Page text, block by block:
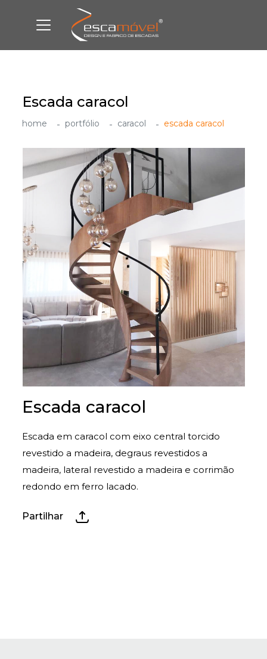
Escada caracol
home portfólio caracol escada caracol
Escada caracol
Escada em caracol com eixo central torcido
revestido a madeira, degraus revestidos a
madeira, lateral revestido a madeira e corrimão
redondo em ferro lacado.
Partilhar